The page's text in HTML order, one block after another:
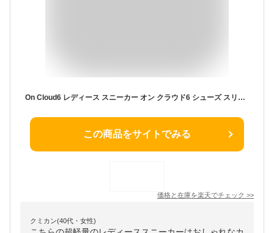
On Cloud6 レディース スニーカー オン クラウド6 シューズ スリッポン 黒 白 パール ホワイト ブラック 超軽量
この商品をサイトでみる
価格と在庫を楽天でチェック >>
クミカン(40代・女性)